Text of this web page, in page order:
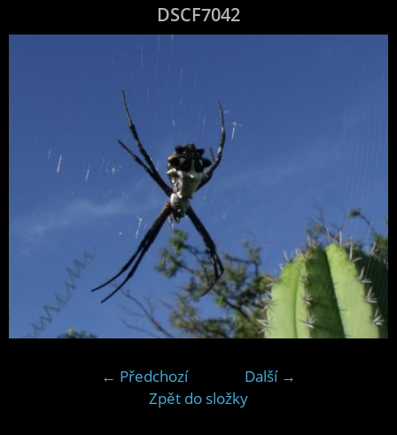
DSCF7042
← Předchozí
Další →
Zpět do složky